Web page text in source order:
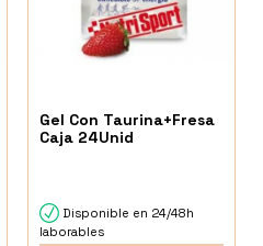
Gel Con Taurina+Fresa
Caja 24Unid
Disponible en 24/48h
laborables